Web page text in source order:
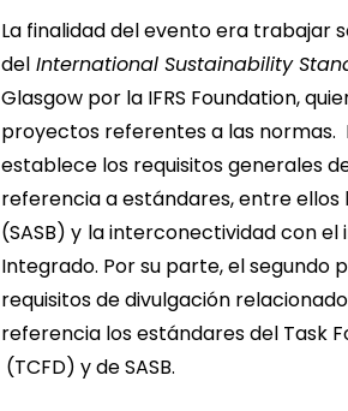
La finalidad del evento era trabajar
delInternational Sustainability
Glasgow por la IFRS Foundation,
proyectos referentes a las normas.
establece los requisitos generales
referencia a estándares, entre ellos
(SASB) y la interconectividad con el
Integrado. Por su parte, el segundo
requisitos de divulgación
referencia los estándares del Task
(TCFD) y de SASB.